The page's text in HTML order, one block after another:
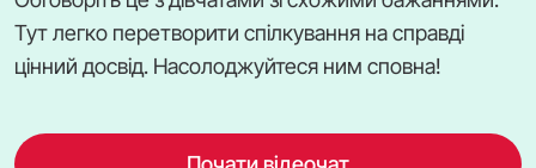
Тут легко перетворити спілкування на справді
цінний досвід. Насолоджуйтеся ним сповна!